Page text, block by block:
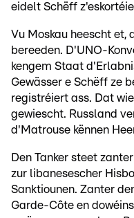
eidelt Schëff
Vu Moskau heescht et,
bereeden. D'UNO-
kengem Staat
Gewässer e Schëff ze
registréiert ass. Dat
gewiescht. Russland
d'Matrouse kënnen
Den Tanker steet
zur libanesescher
Sanktiounen. Zanter
Garde-Côte en